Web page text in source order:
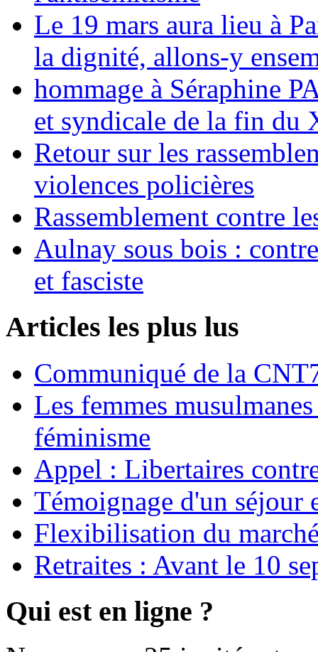
Le 19 mars aura lieu à
la dignité, allons-y
hommage à Séraphine
et syndicale de la fin du
Retour sur les
violences policières
Rassemblement contre
Aulnay sous bois :
et fasciste
Articles les plus lus
Communiqué de la
Les femmes
féminisme
Appel : Libertaires
Témoignage d'un séjour
Flexibilisation du
Retraites : Avant le 10
Qui est en ligne ?